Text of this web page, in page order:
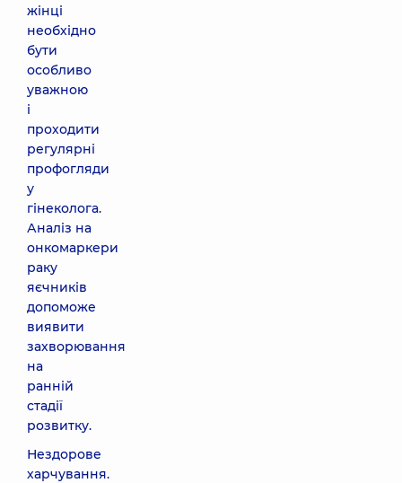
жінці
необхідно
бути
особливо
уважною
і
проходити
регулярні
профогляди
у
гінеколога.
Аналіз на
онкомаркери
раку
яєчників
допоможе
виявити
захворювання
на
ранній
стадії
розвитку.
Нездорове
харчування.